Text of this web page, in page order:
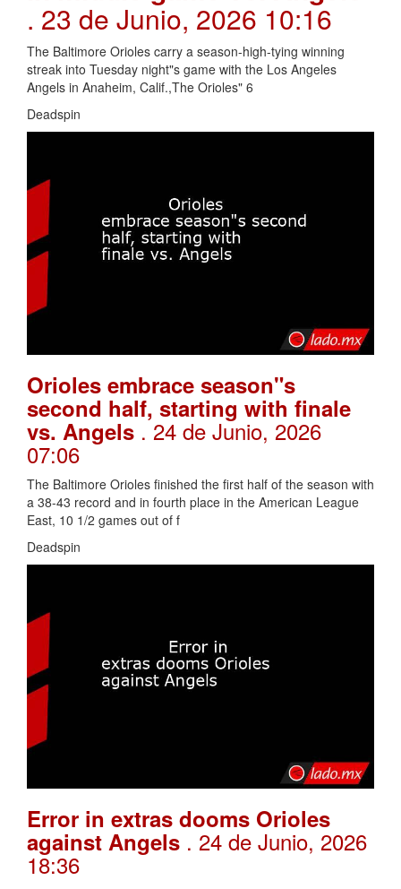
. 23 de Junio, 2026 10:16
The Baltimore Orioles carry a season-high-tying winning
streak into Tuesday night"s game with the Los Angeles
Angels in Anaheim, Calif.,The Orioles" 6
Deadspin
Orioles embrace season"s
second half, starting with finale
vs. Angels . 24 de Junio, 2026
07:06
The Baltimore Orioles finished the first half of the season with
a 38-43 record and in fourth place in the American League
East, 10 1/2 games out of f
Deadspin
Error in extras dooms Orioles
against Angels . 24 de Junio, 2026
18:36